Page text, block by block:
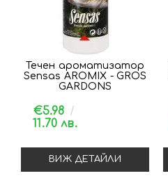
Течен ароматизатор
Sensas AROMIX - GROS
GARDONS
€5.98
11.70 лв.
ВИЖ ДЕТАЙЛИ